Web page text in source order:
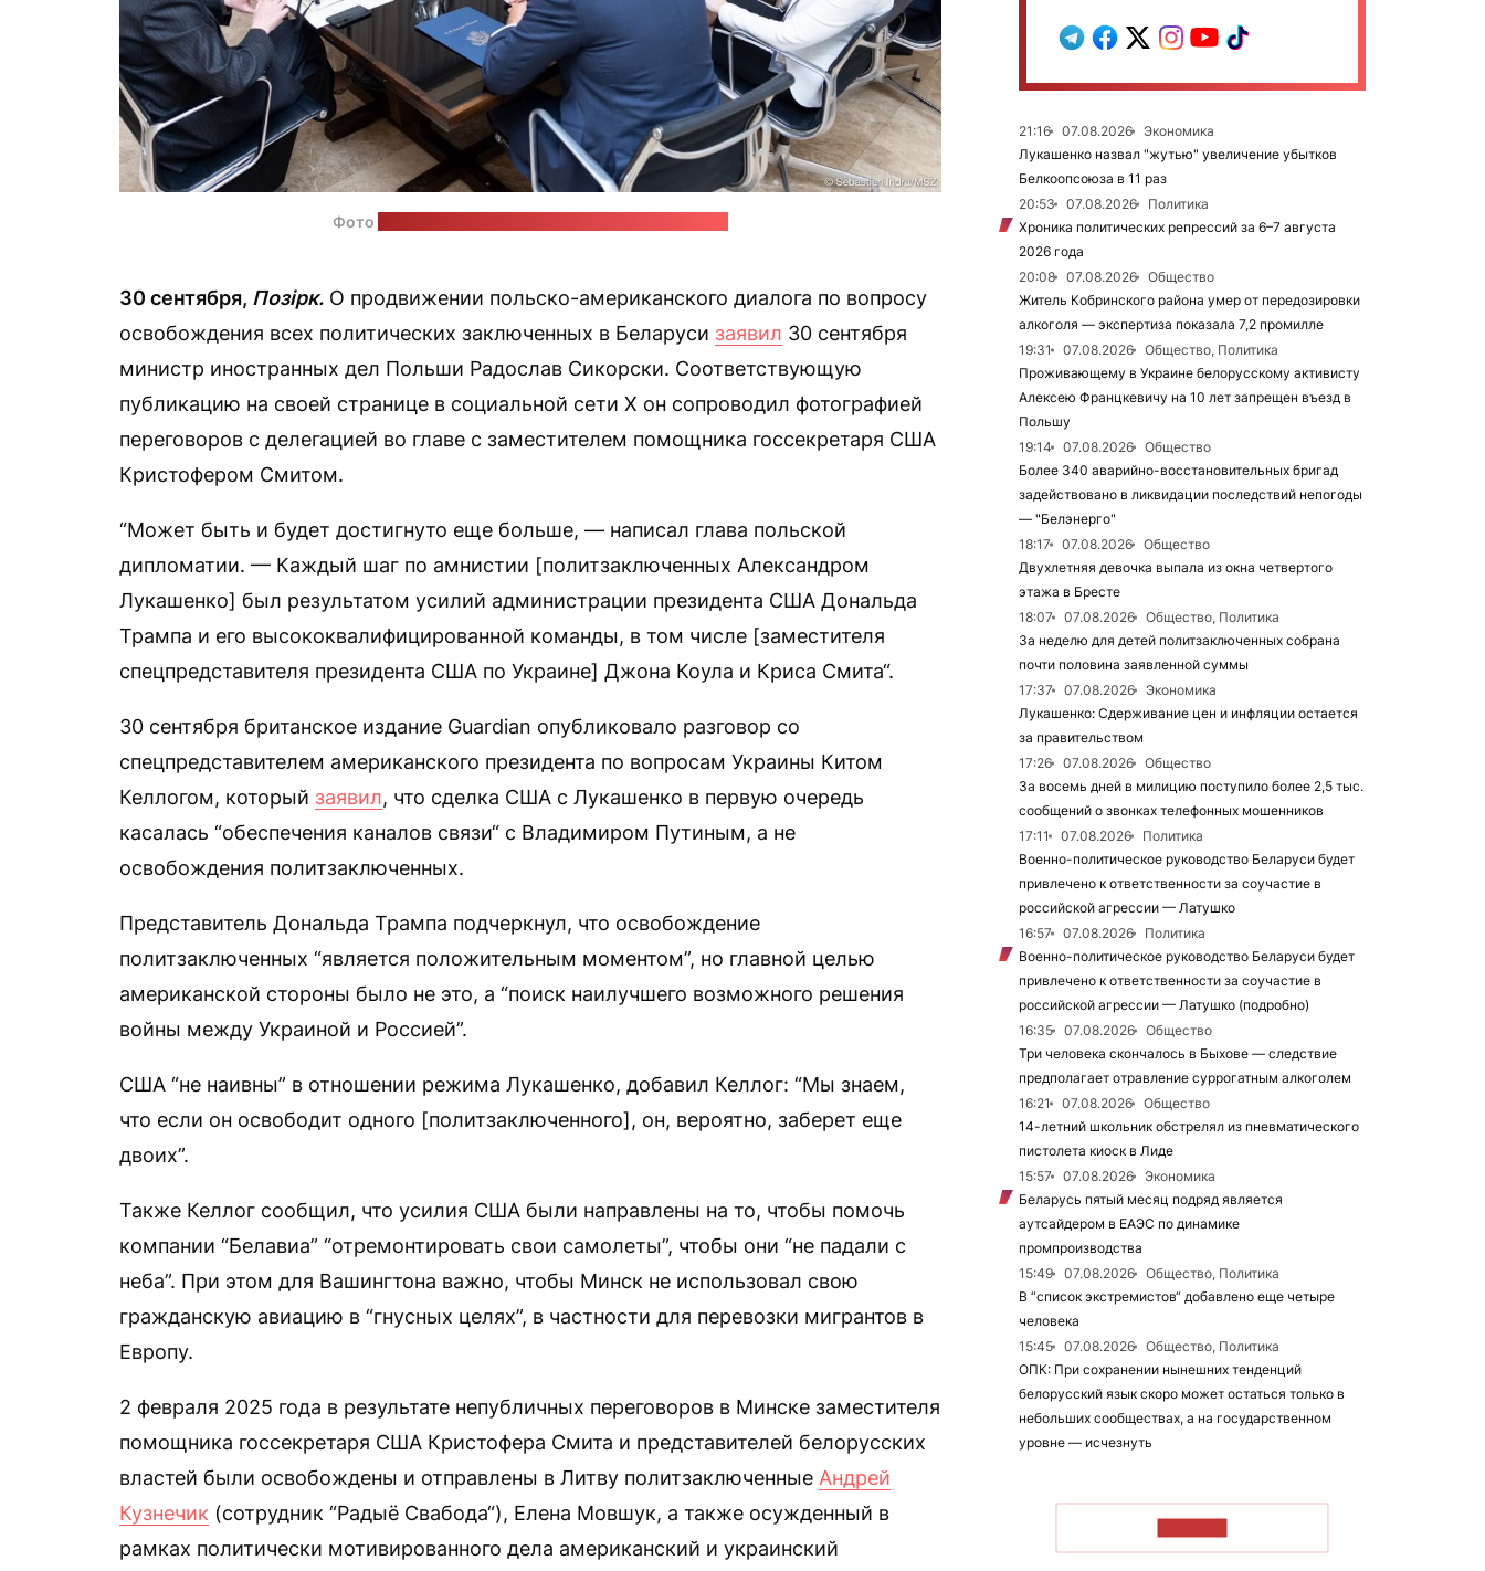
Фото
30 сентября, Позірк. О продвижении польско-американского диалога по вопросу
освобождения всех политических заключенных в Беларуси заявил 30 сентября
министр иностранных дел Польши Радослав Сикорски. Соответствующую
публикацию на своей странице в социальной сети Х он сопроводил фотографией
переговоров с делегацией во главе с заместителем помощника госсекретаря США
Кристофером Смитом.
“Может быть и будет достигнуто еще больше, — написал глава польской
дипломатии. — Каждый шаг по амнистии [политзаключенных Александром
Лукашенко] был результатом усилий администрации президента США Дональда
Трампа и его высококвалифицированной команды, в том числе [заместителя
спецпредставителя президента США по Украине] Джона Коула и Криса Смита“.
30 сентября британское издание Guardian опубликовало разговор со
спецпредставителем американского президента по вопросам Украины Китом
Келлогом, который заявил, что сделка США с Лукашенко в первую очередь
касалась “обеспечения каналов связи“ с Владимиром Путиным, а не
освобождения политзаключенных.
Представитель Дональда Трампа подчеркнул, что освобождение
политзаключенных “является положительным моментом”, но главной целью
американской стороны было не это, а “поиск наилучшего возможного решения
войны между Украиной и Россией”.
США “не наивны” в отношении режима Лукашенко, добавил Келлог: “Мы знаем,
что если он освободит одного [политзаключенного], он, вероятно, заберет еще
двоих”.
Также Келлог сообщил, что усилия США были направлены на то, чтобы помочь
компании “Белавиа” “отремонтировать свои самолеты”, чтобы они “не падали с
неба”. При этом для Вашингтона важно, чтобы Минск не использовал свою
гражданскую авиацию в “гнусных целях”, в частности для перевозки мигрантов в
Европу.
2 февраля 2025 года в результате непубличных переговоров в Минске заместителя
помощника госсекретаря США Кристофера Смита и представителей белорусских
властей были освобождены и отправлены в Литву политзаключенные Андрей
Кузнечик (сотрудник “Радыё Свабода“), Елена Мовшук, а также осужденный в
рамках политически мотивированного дела американский и украинский
21:16 07.08.2026
Экономика
Лукашенко назвал "жутью" увеличение убытков
Белкоопсоюза в 11 раз
20:53
07.08.2026
Политика
Хроника политических репрессий за 6–7 августа
2026 года
20:08
07.08.2026
Общество
Житель Кобринского района умер от передозировки
алкоголя — экспертиза показала 7,2 промилле
19:31
07.08.2026
Общество, Политика
Проживающему в Украине белорусскому активисту
Алексею Францкевичу на 10 лет запрещен въезд в
Польшу
19:14
07.08.2026
Общество
Более 340 аварийно-восстановительных бригад
задействовано в ликвидации последствий непогоды
— "Белэнерго"
18:17
07.08.2026
Общество
Двухлетняя девочка выпала из окна четвертого
этажа в Бресте
18:07
07.08.2026
Общество, Политика
За неделю для детей политзаключенных собрана
почти половина заявленной суммы
17:37
07.08.2026
Экономика
Лукашенко: Сдерживание цен и инфляции остается
за правительством
17:26
07.08.2026
Общество
За восемь дней в милицию поступило более 2,5 тыс.
сообщений о звонках телефонных мошенников
17:11
07.08.2026
Политика
Военно-политическое руководство Беларуси будет
привлечено к ответственности за соучастие в
российской агрессии — Латушко
16:57
07.08.2026
Политика
Военно-политическое руководство Беларуси будет
привлечено к ответственности за соучастие в
российской агрессии — Латушко (подробно)
16:35
07.08.2026
Общество
Три человека скончалось в Быхове — следствие
предполагает отравление суррогатным алкоголем
16:21
07.08.2026
Общество
14-летний школьник обстрелял из пневматического
пистолета киоск в Лиде
15:57
07.08.2026
Экономика
Беларусь пятый месяц подряд является
аутсайдером в ЕАЭС по динамике
промпроизводства
15:49
07.08.2026
Общество, Политика
В “список экстремистов“ добавлено еще четыре
человека
15:45
07.08.2026
Общество, Политика
ОПК: При сохранении нынешних тенденций
белорусский язык скоро может остаться только в
небольших сообществах, а на государственном
уровне — исчезнуть